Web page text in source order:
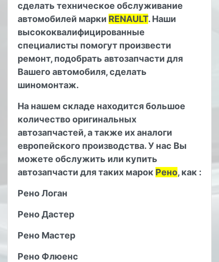
сделать техническое обслуживание
автомобилей марки RENAULT. Наши
высококвалифицированные
специалисты помогут произвести
ремонт, подобрать автозапчасти для
Вашего автомобиля, сделать
шиномонтаж.
На нашем складе находится большое
количество оригинальных
автозапчастей, а также их аналоги
европейского производства. У нас Вы
можете обслужить или купить
автозапчасти для таких марок Рено, как :
Рено Логан
Рено Дастер
Рено Мастер
Рено Флюенс